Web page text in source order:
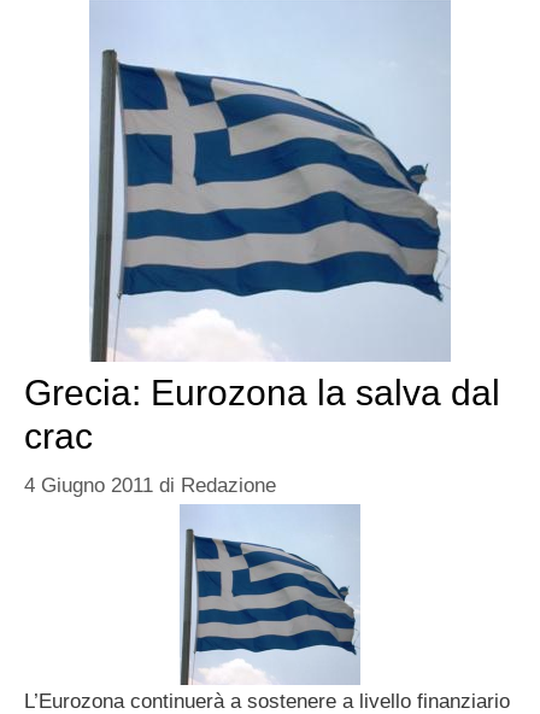
Grecia: Eurozona la salva dal
crac
4 Giugno 2011 di Redazione
L’Eurozona continuerà a sostenere a livello finanziario